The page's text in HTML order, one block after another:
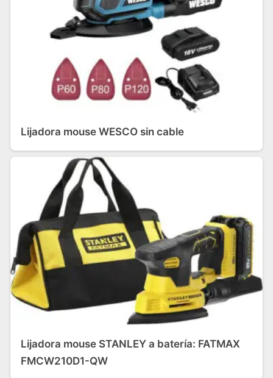
Lijadora mouse WESCO sin cable
Lijadora mouse STANLEY a batería: FATMAX
FMCW210D1-QW